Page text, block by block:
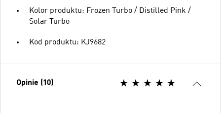
Kolor produktu: Frozen Turbo / Distilled Pink /
Solar Turbo
Kod produktu: KJ9682
Opinie (10)